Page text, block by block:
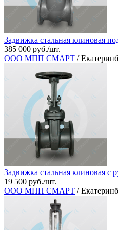
Задвижка стальная клиновая
385 000 руб./шт.
ООО МПП СМАРТ /
Задвижка стальная клиновая
19 500 руб./шт.
ООО МПП СМАРТ /